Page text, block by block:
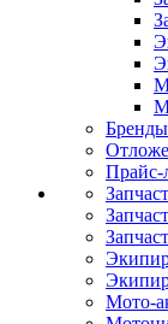
Бренды
Прайс-
Мото-